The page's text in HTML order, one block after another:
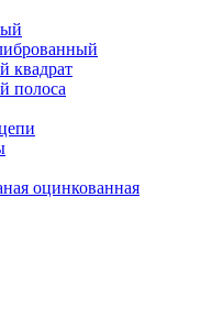
квадрат
полоса
оцинкованная